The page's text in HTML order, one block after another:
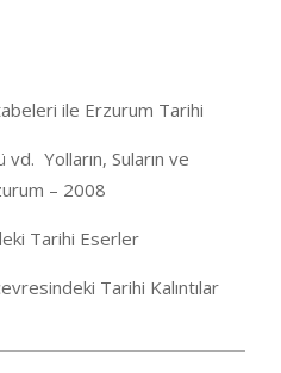
ile Erzurum Tarihi
Yolların, Suların ve
– 2008
Tarihi Eserler
Tarihi Kalıntılar